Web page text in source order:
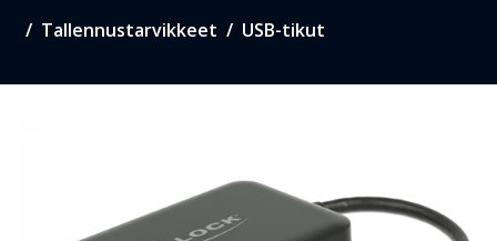
Tallennustarvikkeet USB-tikut